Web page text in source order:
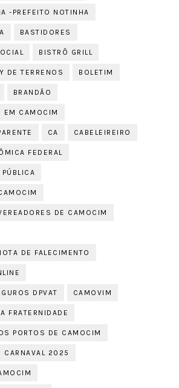
-PREFEITO NOTINHA
BASTIDORES
BISTRÔ GRILL
DE TERRENOS BOLETIM
BRANDÃO
EM CAMOCIM
CA CABELEIREIRO
FEDERAL
DE CAMOCIM
DE FALECIMENTO
DPVAT CAMOVIM
FRATERNIDADE
PORTOS DE CAMOCIM
CARNAVAL 2025